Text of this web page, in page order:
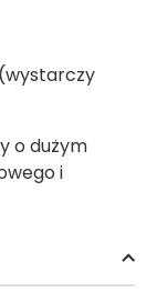
o dużym
i